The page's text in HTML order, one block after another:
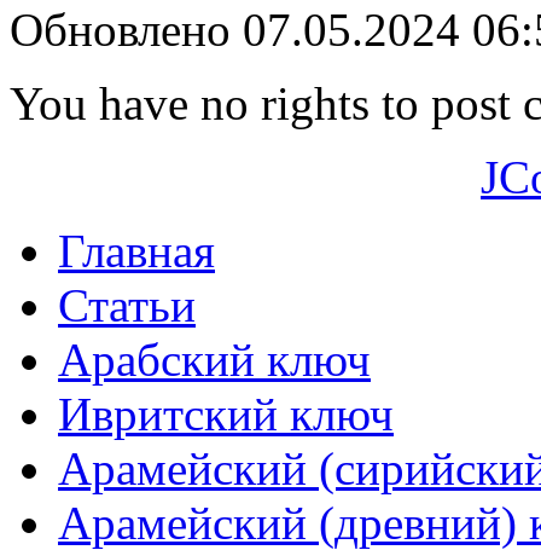
Обновлено 07.05.2024
You have no rights to post
Главная
Статьи
Арабский ключ
Ивритский ключ
Арамейский
Арамейский (древний)